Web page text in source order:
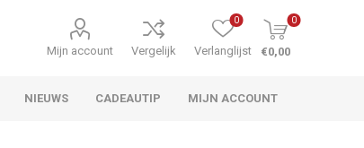
Mijn account Vergelijk Verlanglijst
0 0
€0,00
NIEUWS CADEAUTIP MIJN ACCOUNT